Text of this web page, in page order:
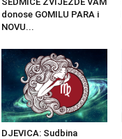
donose GOMILU PARA i
NOVU...
DJEVICA: Sudbina